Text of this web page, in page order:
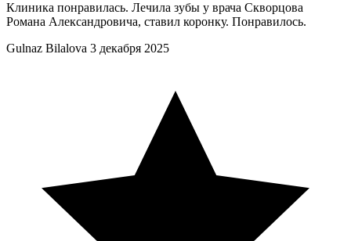
Клиника понравилась. Лечила зубы у врача Скворцова
Романа Александровича, ставил коронку. Понравилось.
Gulnaz Bilalova 3 декабря 2025